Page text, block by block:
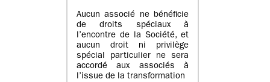
Aucun associé ne bénéficie
de droits spéciaux à
l’encontre de la Société, et
aucun droit ni privilège
spécial particulier ne sera
accordé aux associés à
l’issue de la transformation